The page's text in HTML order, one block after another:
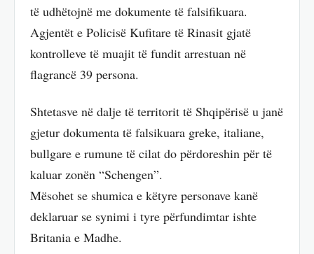
të udhëtojnë me dokumente të falsifikuara.
Agjentët e Policisë Kufitare të Rinasit gjatë
kontrolleve të muajit të fundit arrestuan në
flagrancë 39 persona.
Shtetasve në dalje të territorit të Shqipërisë u janë
gjetur dokumenta të falsikuara greke, italiane,
bullgare e rumune të cilat do përdoreshin për të
kaluar zonën “Schengen”.
Mësohet se shumica e këtyre personave kanë
deklaruar se synimi i tyre përfundimtar ishte
Britania e Madhe.